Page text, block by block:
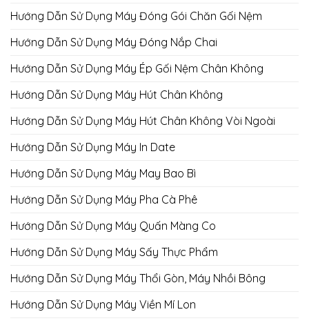
Hướng Dẫn Sử Dụng Máy Đóng Gói Chăn Gối Nệm
Hướng Dẫn Sử Dụng Máy Đóng Nắp Chai
Hướng Dẫn Sử Dụng Máy Ép Gối Nệm Chân Không
Hướng Dẫn Sử Dụng Máy Hút Chân Không
Hướng Dẫn Sử Dụng Máy Hút Chân Không Vòi Ngoài
Hướng Dẫn Sử Dụng Máy In Date
Hướng Dẫn Sử Dụng Máy May Bao Bì
Hướng Dẫn Sử Dụng Máy Pha Cà Phê
Hướng Dẫn Sử Dụng Máy Quấn Màng Co
Hướng Dẫn Sử Dụng Máy Sấy Thực Phẩm
Hướng Dẫn Sử Dụng Máy Thổi Gòn, Máy Nhồi Bông
Hướng Dẫn Sử Dụng Máy Viền Mí Lon